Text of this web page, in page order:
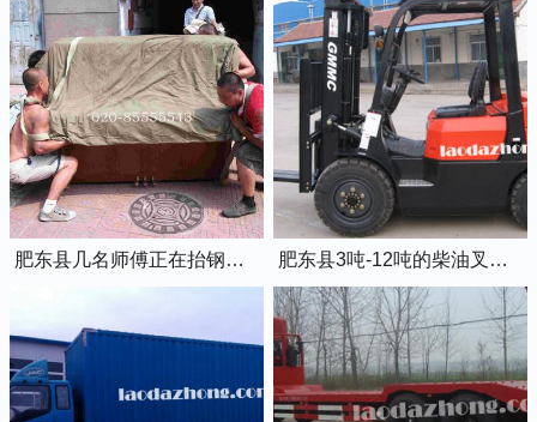
肥东县几名师傅正在抬钢琴上楼 肥东县3吨-12吨的柴油叉车出租